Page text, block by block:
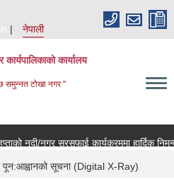
नेपाली
कार्यालय
समुन्‍नत टोखा नगर "
नदी/नगर सरसफाई कार्यक्रममा हार्दिक
पून:आह्वानको सूचना (Digital X-Ray)